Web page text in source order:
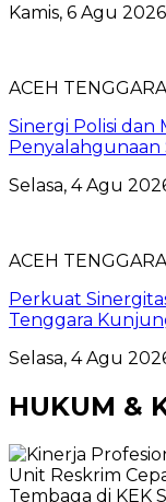
Kamis, 6 Agu
ACEH TENGGARA
Sinergi Polisi dan
Penyalahgunaan
Selasa, 4 Agu
ACEH TENGGARA
Perkuat
Tenggara
Selasa, 4 Agu
HUKUM &